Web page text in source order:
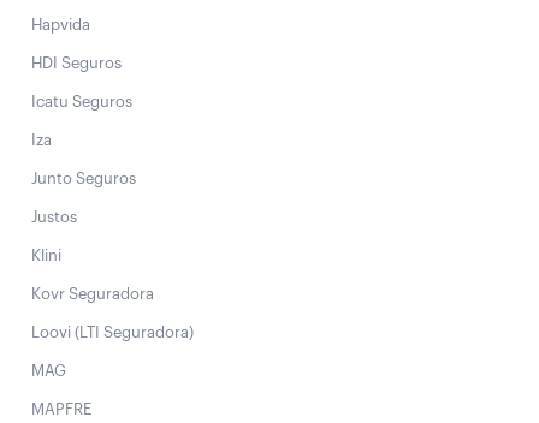
Hapvida
HDI Seguros
Icatu Seguros
Iza
Junto Seguros
Justos
Klini
Kovr Seguradora
Loovi (LTI Seguradora)
MAG
MAPFRE